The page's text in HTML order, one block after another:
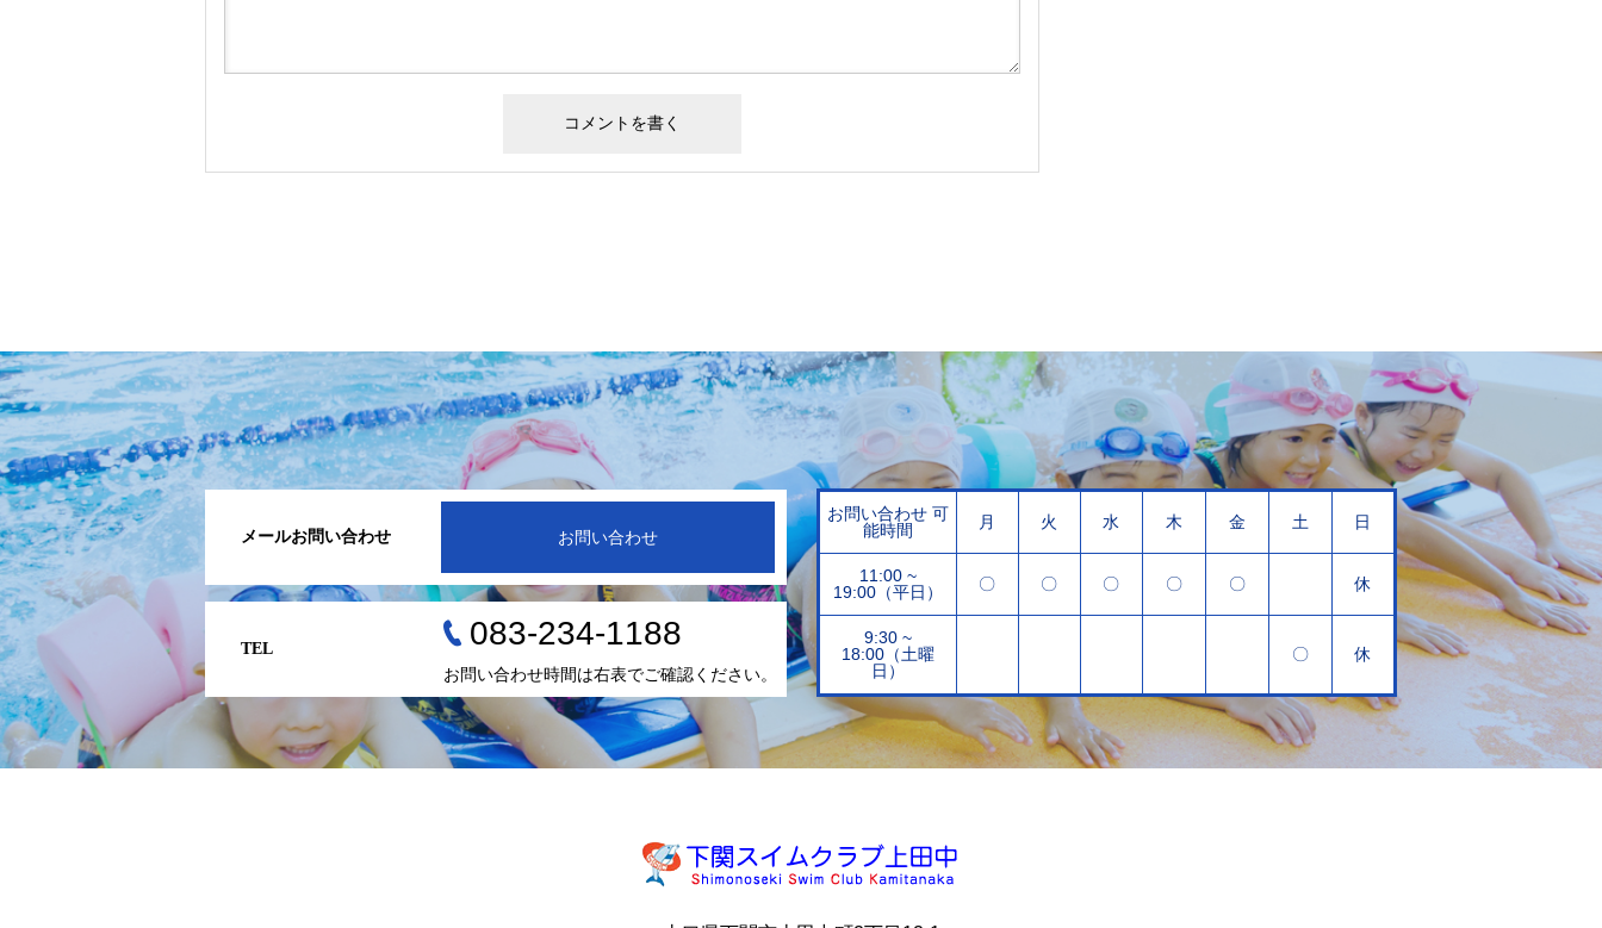
メールお問い合わせ お問い合わせ
TEL 083-234-1188
お問い合わせ時間は右表でご確認ください。
お問い合わせ 可
能時間
月 火 水 木 金 土 日
11:00 ~
19:00（平日）
〇 〇 〇 〇 〇 休
9:30 ~
18:00（土曜
日）
〇 休